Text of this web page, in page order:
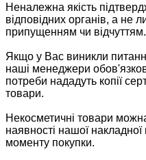
Неналежна якість
відповідних органів, а
припущенням чи відчуттям.
Якщо у Вас виникли
наші менеджери
потреби нададуть копії
товари.
Некосметичні товари
наявності нашої накладної
моменту покупки.